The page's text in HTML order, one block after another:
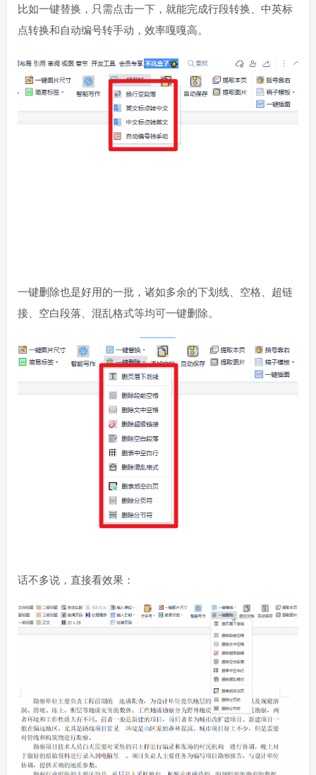
比如一键替换，只需点击一下，就能完成行段转换、中英标
点转换和自动编号转手动，效率嘎嘎高。
一键删除也是好用的一批，诸如多余的下划线、空格、超链
接、空白段落、混乱格式等均可一键删除。
话不多说，直接看效果：